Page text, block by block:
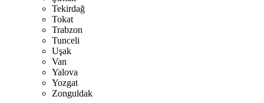
Tekirdağ
Tokat
Trabzon
Tunceli
Uşak
Van
Yalova
Yozgat
Zonguldak